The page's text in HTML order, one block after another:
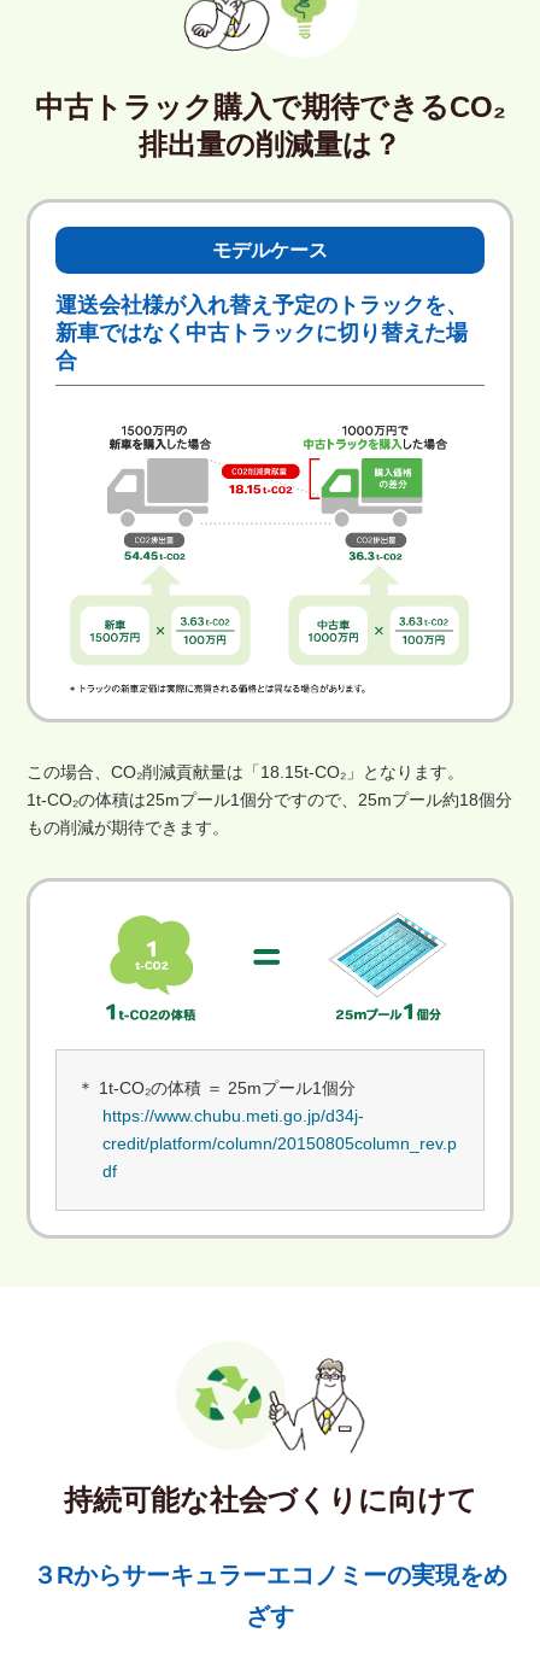
中古トラック購入で期待できるCO₂
排出量の削減量は？
モデルケース
運送会社様が入れ替え予定のトラックを、
新車ではなく中古トラックに切り替えた場
合
この場合、CO₂削減貢献量は「18.15t-CO₂」となります。
1t-CO₂の体積は25mプール1個分ですので、25mプール約18個分
もの削減が期待できます。
＊ 1t-CO₂の体積 ＝ 25mプール1個分
https://www.chubu.meti.go.jp/d34j-
credit/platform/column/20150805column_rev.p
df
持続可能な社会づくりに向けて
３Rからサーキュラーエコノミーの実現をめ
ざす